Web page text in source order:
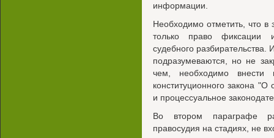
информации.
Необходимо отметить, что в
только право фиксации
судебного
подразумеваются, но не
чем, необходимо внести
конституционного закона
и процессуальное
Во втором параграфе
правосудия на стадиях, не